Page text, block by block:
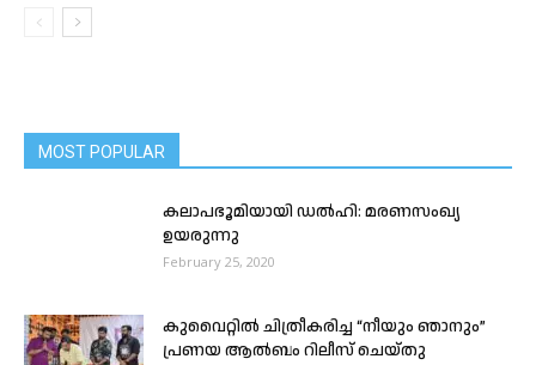
MOST POPULAR
കലാപഭൂമിയായി ഡൽഹി: മരണസംഖ്യ
ഉയരുന്നു
February 25, 2020
കുവൈറ്റിൽ ചിത്രീകരിച്ച “നീയും ഞാനും”
പ്രണയ ആൽബം റിലീസ് ചെയ്തു